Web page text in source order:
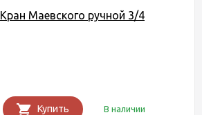
Кран Маевского ручной 3/4
Купить В наличии